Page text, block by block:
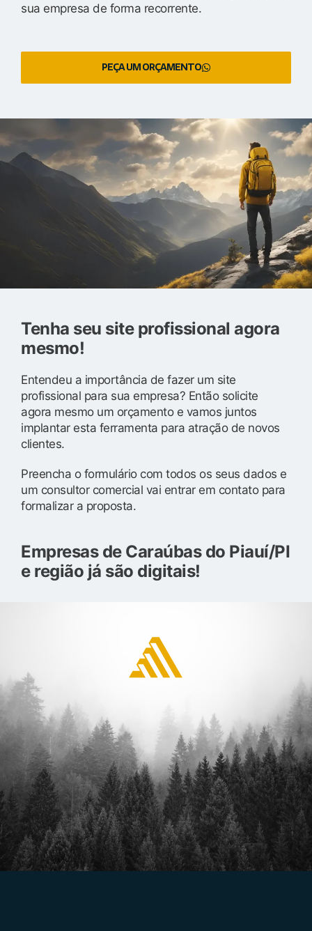
sua empresa de forma recorrente.
PEÇA UM ORÇAMENTO
Tenha seu site profissional agora
mesmo!
Entendeu a importância de fazer um site
profissional para sua empresa? Então solicite
agora mesmo um orçamento e vamos juntos
implantar esta ferramenta para atração de novos
clientes.
Preencha o formulário com todos os seus dados e
um consultor comercial vai entrar em contato para
formalizar a proposta.
Empresas de Caraúbas do Piauí/PI
e região já são digitais!